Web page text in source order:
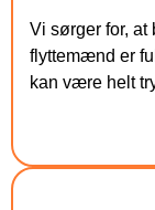
Vi sørger for, at
flyttemænd er
kan være helt